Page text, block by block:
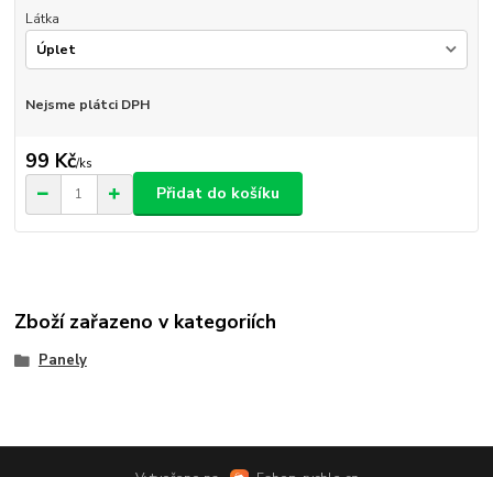
Látka
Nejsme plátci DPH
99 Kč/ks
Přidat do košíku
Zboží zařazeno v kategoriích
Panely